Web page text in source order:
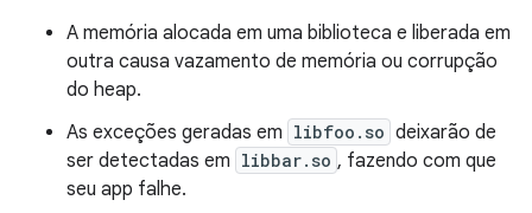
A memória alocada em uma biblioteca e liberada em
outra causa vazamento de memória ou corrupção
do heap.
As exceções geradas em libfoo.so deixarão de
ser detectadas em libbar.so , fazendo com que
seu app falhe.